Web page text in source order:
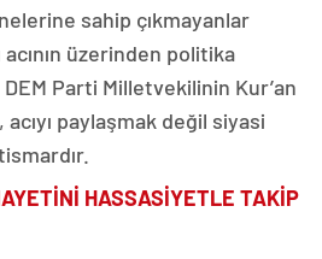
sahip çıkmayanlar
üzerinden politika
Parti Milletvekilinin Kur’an
paylaşmak değil siyasi
HASSASİYETLE TAKİP